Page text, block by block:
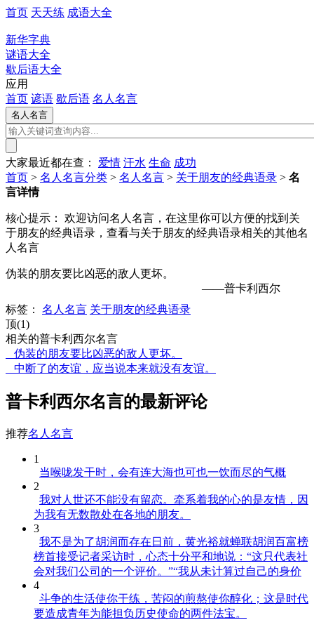
首页 天天练 成语大全
新华字典
谜语大全
歇后语大全
应用
首页 谚语 歇后语 名人名言
大家最近都在查： 爱情 汗水 生命 成功
首页 > 名人名言分类 > 名人名言 > 关于朋友的经典语录 > 名
言详情
核心提示：
欢迎访问名人名言，在这里你可以方便的找到关
于朋友的经典语录，查看与关于朋友的经典语录相关的其他名
人名言
伪装的朋友要比凶恶的敌人更坏。
——普卡利西尔
标签：
名人名言 关于朋友的经典语录
顶(1)
相关的普卡利西尔名言
伪装的朋友要比凶恶的敌人更坏。
中断了的友谊，应当说本来就没有友谊。
普卡利西尔名言的最新评论
推荐名人名言
1
当喉咙发干时，会有连大海也可也一饮而尽的气概
2
我对人世还不能没有留恋。牵系着我的心的是友情，因
为我有无数散处在各地的朋友。
3
我不是为了胡润而存在日前，黄光裕就蝉联胡润百富榜
榜首接受记者采访时，心态十分平和地说：“这只代表社
会对我们公司的一个评价。”“我从未计算过自己的身价
4
斗争的生活使你干练，苦闷的煎熬使你醇化；这是时代
要造成青年为能担负历史使命的两件法宝。